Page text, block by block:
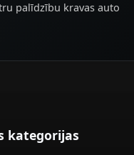
palīdzību kravas auto
kategorijas